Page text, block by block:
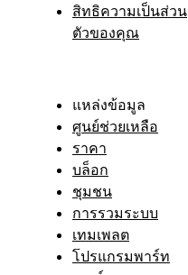
สิทธิความเป็นส่วน
ตัวของคุณ
แหล่งข้อมูล
ศูนย์ช่วยเหลือ
ราคา
บล็อก
ชุมชน
การรวมระบบ
เทมเพลต
โปรแกรมพาร์ท